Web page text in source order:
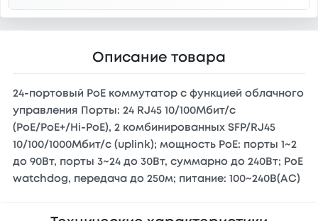
Описание товара
24-портовый PoE коммутатор с функцией облачного
управления Порты: 24 RJ45 10/100Мбит/с
(PoE/PoE+/Hi-PoE), 2 комбинированных SFP/RJ45
10/100/1000Мбит/с (uplink); мощность PoE: порты 1~2
до 90Вт, порты 3~24 до 30Вт, суммарно до 240Вт; PoE
watchdog, передача до 250м; питание: 100~240В(AC)